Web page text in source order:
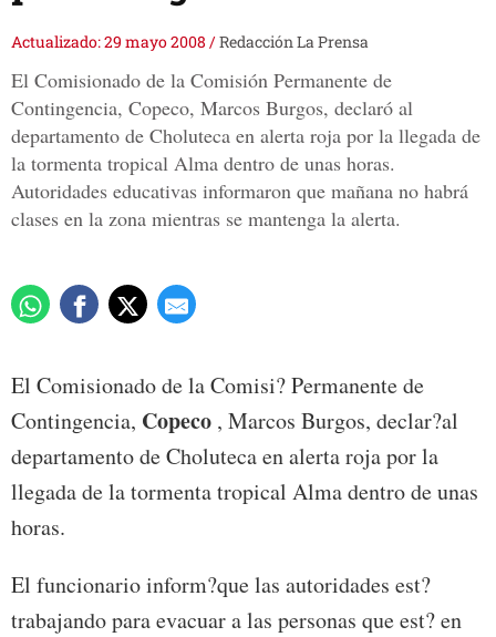
Actualizado: 29 mayo 2008 /Redacción La Prensa
El Comisionado de la Comisión Permanente de
Contingencia, Copeco, Marcos Burgos, declaró al
departamento de Choluteca en alerta roja por la llegada de
la tormenta tropical Alma dentro de unas horas.
Autoridades educativas informaron que mañana no habrá
clases en la zona mientras se mantenga la alerta.
El Comisionado de la Comisi? Permanente de
Contingencia, Copeco , Marcos Burgos, declar?al
departamento de Choluteca en alerta roja por la
llegada de la tormenta tropical Alma dentro de unas
horas.
El funcionario inform?que las autoridades est?
trabajando para evacuar a las personas que est? en